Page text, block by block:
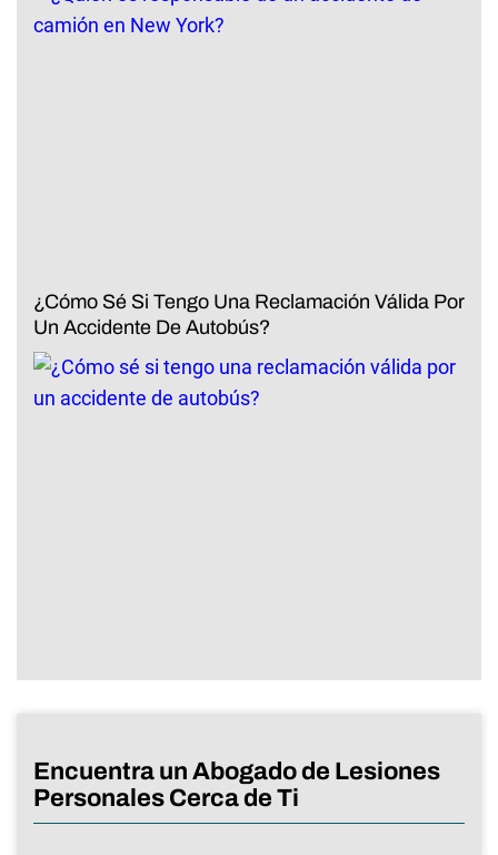
¿Cómo Sé Si Tengo Una Reclamación Válida Por
Un Accidente De Autobús?
Encuentra un Abogado de Lesiones
Personales Cerca de Ti